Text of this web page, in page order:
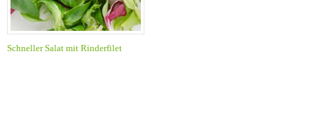
Schneller Salat mit Rinderfilet